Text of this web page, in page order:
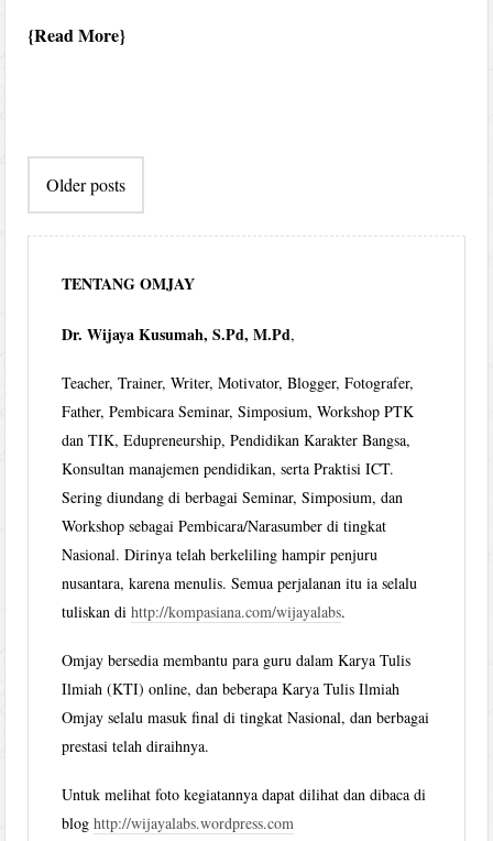
Read More
navigation
Older posts
TENTANG OMJAY
Dr. Wijaya Kusumah, S.Pd, M.Pd,
Teacher, Trainer, Writer, Motivator, Blogger, Fotografer,
Father, Pembicara Seminar, Simposium, Workshop PTK
dan TIK, Edupreneurship, Pendidikan Karakter Bangsa,
Konsultan manajemen pendidikan, serta Praktisi ICT.
Sering diundang di berbagai Seminar, Simposium, dan
Workshop sebagai Pembicara/Narasumber di tingkat
Nasional. Dirinya telah berkeliling hampir penjuru
nusantara, karena menulis. Semua perjalanan itu ia selalu
tuliskan dihttp://kompasiana.com/wijayalabs.
Omjay bersedia membantu para guru dalam Karya Tulis
Ilmiah (KTI) online, dan beberapa Karya Tulis Ilmiah
Omjay selalu masuk final di tingkat Nasional, dan berbagai
prestasi telah diraihnya.
Untuk melihat foto kegiatannya dapat dilihat dan dibaca di
bloghttp://wijayalabs.wordpress.com